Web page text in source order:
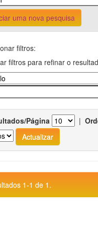
uma nova pesquisa
filtros:
filtros para refinar o
Página |
1-1 de 1.